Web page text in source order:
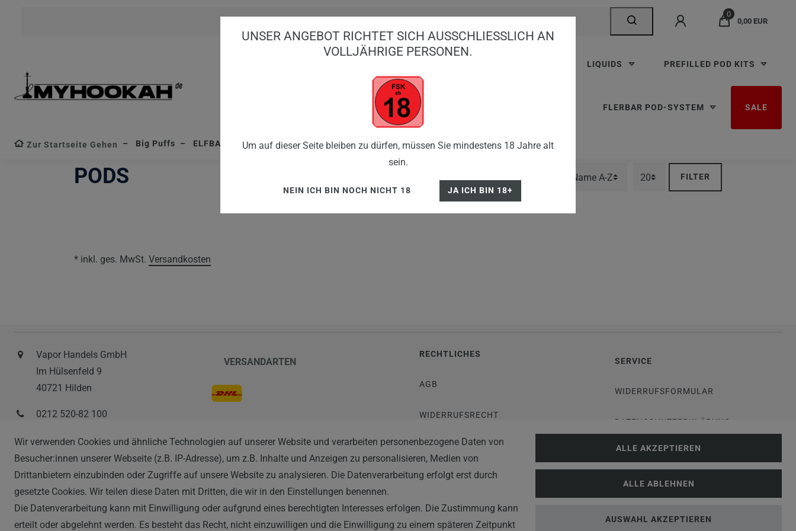
0
0,00 EUR
LIQUIDS PREFILLED POD KITS
FLERBAR POD-SYSTEM SALE
Zur Startseite Gehen Big Puffs ELFBAR MAX Pods
PODS FILTER
* inkl. ges. MwSt. Versandkosten
Vapor Handels GmbH
Im Hülsenfeld 9
40721 Hilden
0212 520-82 100
Montag - Freitag, 09:00 - 16:00
VERSANDARTEN
RECHTLICHES
AGB
WIDERRUFSRECHT
IMPRESSUM
DATENSCHUTZERKLÄRUNG
HINWEISE ZUM ELEKTROGESETZ
SERVICE
WIDERRUFSFORMULAR
DATENSCHUTZERKLÄRUNG
VERSANDKOSTEN
KUNDENINFORMATIONEN
BLOG
Wir verwenden Cookies und ähnliche Technologien auf unserer Website und verarbeiten personenbezogene Daten von
Besucher:innen unserer Webseite (z.B. IP-Adresse), um z.B. Inhalte und Anzeigen zu personalisieren, Medien von
Drittanbietern einzubinden oder Zugriffe auf unsere Website zu analysieren. Die Datenverarbeitung erfolgt erst durch
gesetzte Cookies. Wir teilen diese Daten mit Dritten, die wir in den Einstellungen benennen.
Die Datenverarbeitung kann mit Einwilligung oder aufgrund eines berechtigten Interesses erfolgen. Die Zustimmung kann
erteilt oder abgelehnt werden. Es besteht das Recht, nicht einzuwilligen und die Einwilligung zu einem späteren Zeitpunkt
ALLE AKZEPTIEREN
ALLE ABLEHNEN
AUSWAHL AKZEPTIEREN
UNSER ANGEBOT RICHTET SICH AUSSCHLIESSLICH AN V
OLLJÄHRIGE PERSONEN.
Um auf dieser Seite bleiben zu dürfen, müssen Sie mindestens 18 Jahre alt
sein.
NEIN ICH BIN NOCH NICHT 18 JA ICH BIN 18+